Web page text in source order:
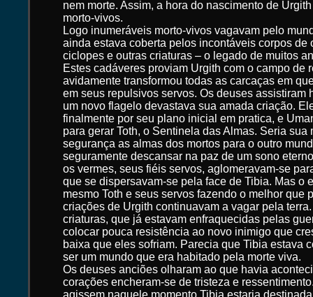
nem morte. Assim, a hora do nascimento de
morto-vivos.
Logo inumeráveis morto-vivos vagavam pelo
ainda estava coberta pelos incontáveis corpos de
ciclopes e outras criaturas – o legado de muitos
Estes cadáveres proviam Urgith com o campo de
avidamente transformou todas as carcaças em
em seus repulsivos servos. Os deuses assistiram
um novo flagelo devastava sua amada criação.
finalmente por seu plano inicial em pratica, e
para gerar Toth, o Sentinela das Almas. Seria sua
segurança as almas dos mortos para o outro
seguramente descansar na paz de um sono
os vermes, seus fiéis servos, aglomeravam-se
que se dispersavam-se pela face de Tibia. Mas o
mesmo Toth e seus servos fazendo o melhor que
criações de Urgith continuavam a vagar pela
criaturas, que já estavam enfraquecidas pelas
colocar pouca resistência ao novo inimigo que
baixa que eles sofriam. Parecia que Tibia estava
ser um mundo que era habitado pela morte viva.
Os deuses anciões olharam ao que havia
corações encheram-se de tristeza e
agissem naquele momento Tibia estaria